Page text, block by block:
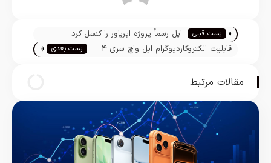
تیم تحریریه « پست قبلی
اپل رسماً پروژه ایرپاور را کنسل کرد
قابلیت الکتروکاردیوگرام اپل واچ سری 4
پست بعدی »
مقالات مرتبط